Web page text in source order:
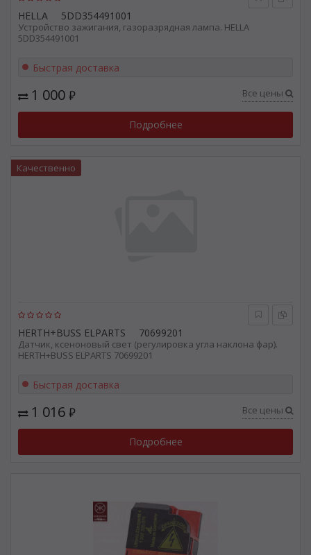
HELLA 5DD354491001
Устройство зажигания, газоразрядная лампа. HELLA
5DD354491001
Быстрая доставка
1 000 ₽ Все цены
Подробнее
HERTH+BUSS ELPARTS 70699201
Датчик, ксеноновый свет (регулировка угла наклона фар).
HERTH+BUSS ELPARTS 70699201
Качественно
Быстрая доставка
1 016 ₽ Все цены
Подробнее